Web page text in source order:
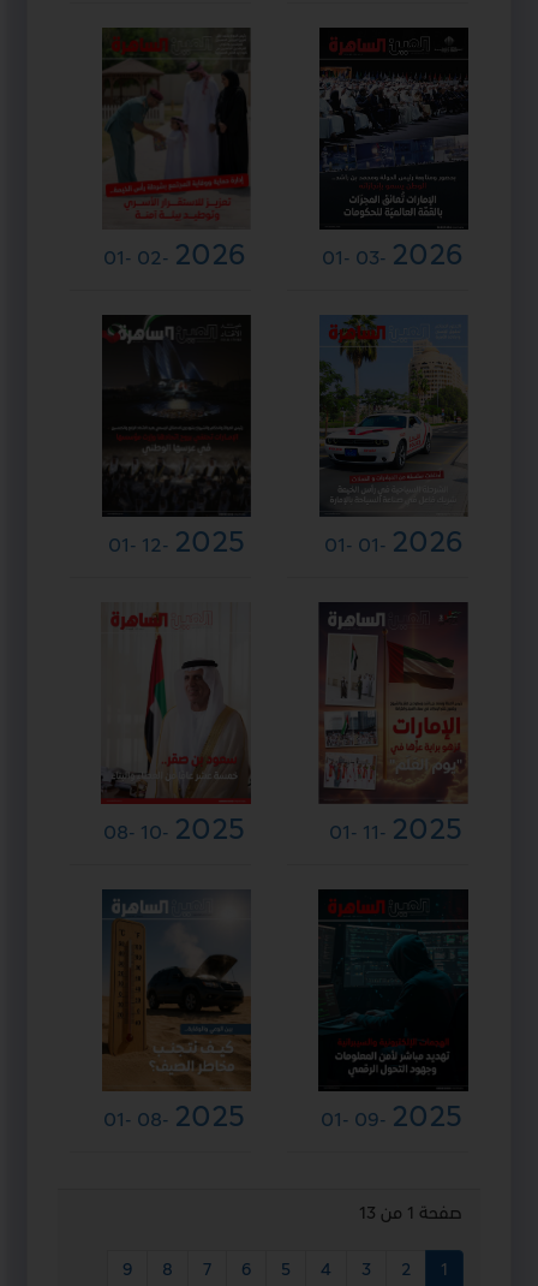
2026
-03
-01
2026
-02
-01
2026
-01
-01
2025
-12
-01
2025
-11
-01
2025
-10
-08
2025
-09
-01
2025
-08
-01
صفحة 1 من 13